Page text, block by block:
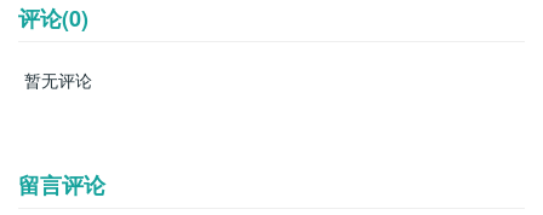
评论(0)
暂无评论
留言评论